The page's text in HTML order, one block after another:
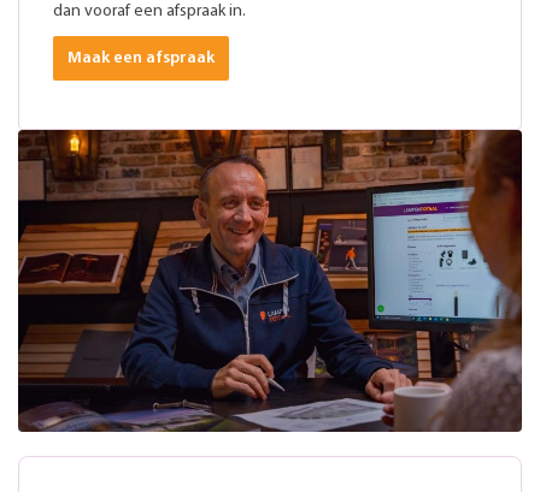
dan vooraf een afspraak in.
Maak een afspraak